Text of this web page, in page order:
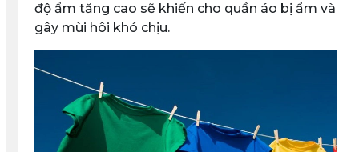
độ ẩm tăng cao sẽ khiến cho quần áo bị ẩm và
gây mùi hôi khó chịu.